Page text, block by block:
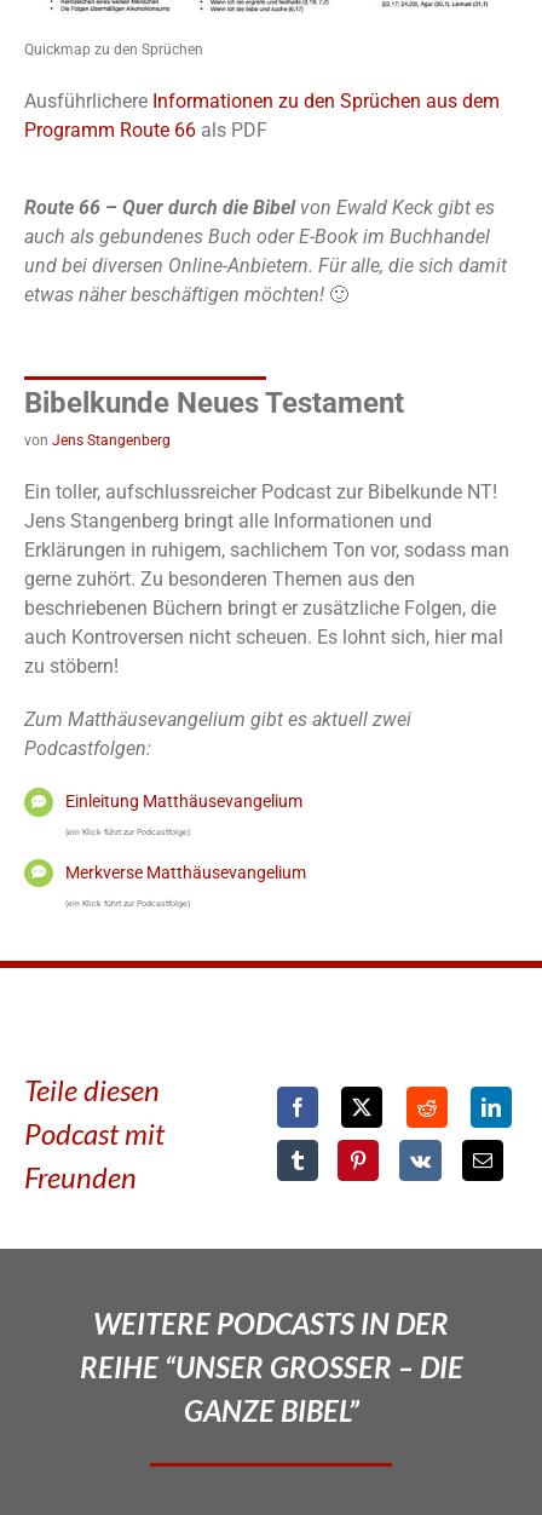
Quickmap zu den Sprüchen
Ausführlichere Informationen zu den Sprüchen aus dem
Programm Route 66 als PDF
Route 66 – Quer durch die Bibel von Ewald Keck gibt es
auch als gebundenes Buch oder E-Book im Buchhandel
und bei diversen Online-Anbietern. Für alle, die sich damit
etwas näher beschäftigen möchten! 🙂
Bibelkunde Neues Testament
von Jens Stangenberg
Ein toller, aufschlussreicher Podcast zur Bibelkunde NT!
Jens Stangenberg bringt alle Informationen und
Erklärungen in ruhigem, sachlichem Ton vor, sodass man
gerne zuhört. Zu besonderen Themen aus den
beschriebenen Büchern bringt er zusätzliche Folgen, die
auch Kontroversen nicht scheuen. Es lohnt sich, hier mal
zu stöbern!
Zum Matthäusevangelium gibt es aktuell zwei
Podcastfolgen:
Einleitung Matthäusevangelium
(ein Klick führt zur Podcastfolge)
Merkverse Matthäusevangelium
(ein Klick führt zur Podcastfolge)
Teile diesen
Podcast mit
Freunden
WEITERE PODCASTS IN DER
REIHE “UNSER GROSSER – DIE
GANZE BIBEL”